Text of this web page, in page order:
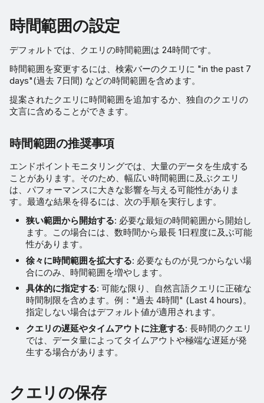
時間範囲の設定
デフォルトでは、クエリの時間範囲は 24時間です。
時間範囲を変更するには、検索バーのクエリに "in the past 7
days"(過去 7日間) などの時間範囲を含めます。
提案されたクエリに時間範囲を追加するか、独自のクエリの
文言に含めることができます。
時間範囲の推奨事項
エンドポイントモニタリングでは、大量のデータを生成する
ことがあります。そのため、幅広い時間範囲に及ぶクエリ
は、パフォーマンスに大きな影響を与える可能性がありま
す。最適な結果を得るには、次の手順を実行します。
狭い範囲から開始する: 必要な最短の時間範囲から開始し
ます。この場合には、数時間から最長 1日程度に及ぶ可能
性があります。
徐々に時間範囲を拡大する: 必要なものが見つからない場
合にのみ、時間範囲を増やします。
具体的に指定する: 可能な限り、自然言語クエリに正確な
時間制限を含めます。例："過去 4時間" (Last 4 hours)。
指定しない場合はデフォルト値が適用されます。
クエリの遅延やタイムアウトに注意する: 長時間のクエリ
では、データ量によってタイムアウトや極端な遅延が発
生する場合があります。
クエリの保存